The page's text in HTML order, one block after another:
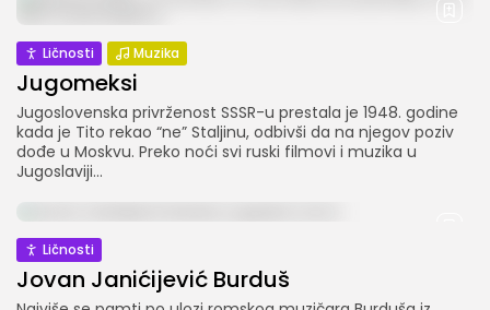
Ličnosti Muzika
Jugomeksi
Jugoslovenska privrženost SSSR-u prestala je 1948. godine
kada je Tito rekao “ne” Staljinu, odbivši da na njegov poziv
dođe u Moskvu. Preko noći svi ruski filmovi i muzika u
Jugoslaviji...
Ličnosti
Jovan Janićijević Burduš